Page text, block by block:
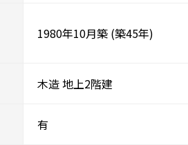
1980年10月築 (築45年)
木造地上2階建
有